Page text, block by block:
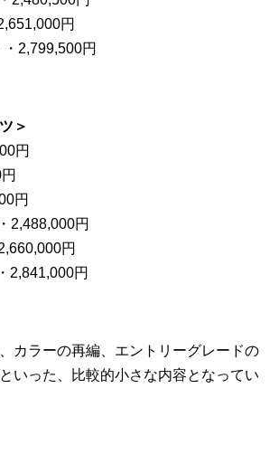
円
2,799,500円
＞
円
円
2,488,000円
円
2,841,000円
カラーの再編、エントリーグレードの
いった、比較的小さな内容となってい